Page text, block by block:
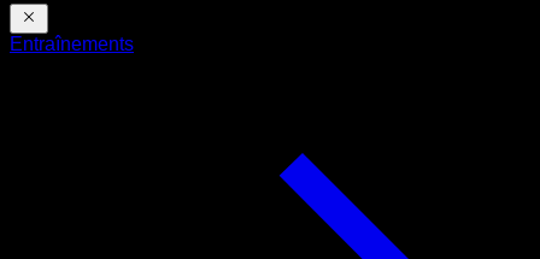
Entraînements